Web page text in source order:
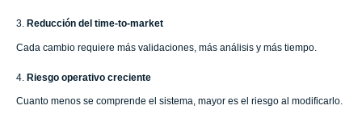
3. Reducción del time-to-market
Cada cambio requiere más validaciones, más análisis y más tiempo.
4. Riesgo operativo creciente
Cuanto menos se comprende el sistema, mayor es el riesgo al modificarlo.